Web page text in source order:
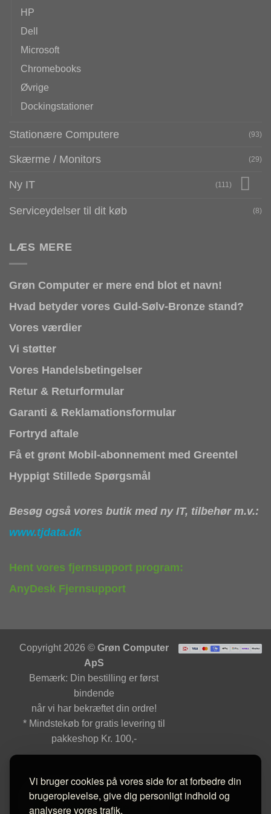
Vi bruger cookies på vores side for at forbedre din
brugeroplevelse, give dig personligt indhold og
analysere vores trafik.
HP
Dell
Microsoft
Chromebooks
Øvrige
Dockingstationer
Stationære Computere (93)
Skærme / Monitors (29)
Ny IT (111)
Serviceydelser til dit køb (8)
LÆS MERE
Grøn Computer er mere end blot et navn!
Hvad betyder vores Guld-Sølv-Bronze stand?
Vores værdier
Vi støtter
Vores Handelsbetingelser
Retur & Returformular
Garanti & Reklamationsformular
Fortryd aftale
Få et grønt Mobil-abonnement med Greentel
Hyppigt Stillede Spørgsmål
Besøg også vores butik med ny IT, tilbehør m.v.:
www.tjdata.dk
Hent vores fjernsupport program:
AnyDesk Fjernsupport
Copyright 2026 © Grøn Computer
ApS
Bemærk: Din bestilling er først
bindende
når vi har bekræftet din ordre!
* Mindstekøb for gratis levering til
pakkeshop Kr. 100,-